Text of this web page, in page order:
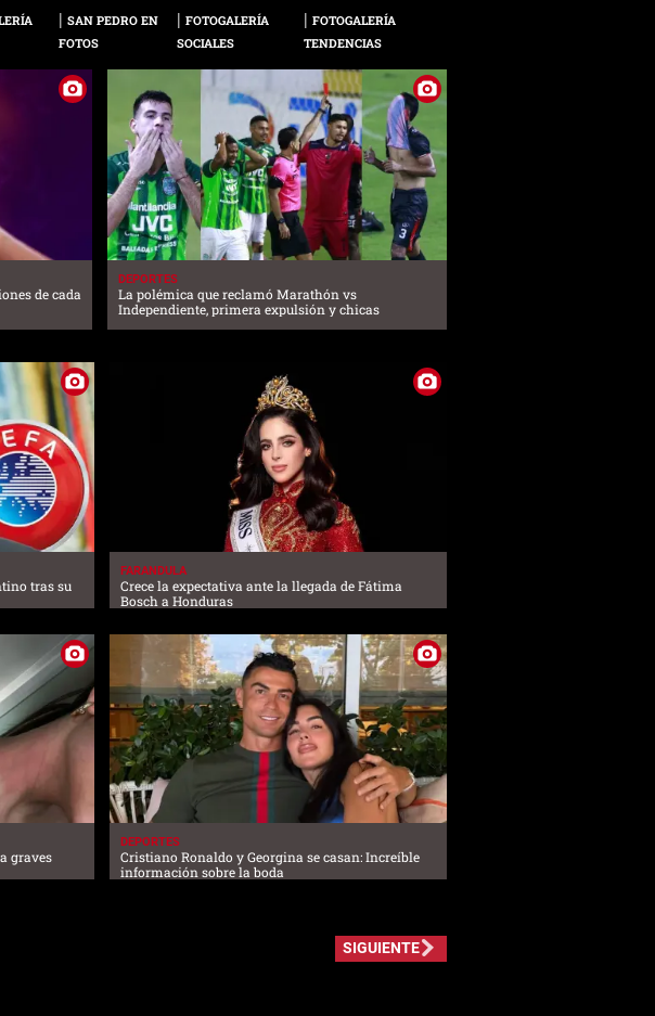
SAN PEDRO EN
FOTOS
FOTOGALERÍA
SOCIALES
FOTOGALERÍA
TENDENCIAS
de cada
DEPORTES
La polémica que reclamó Marathón vs
Independiente, primera expulsión y chicas
tras su
FARANDULA
Crece la expectativa ante la llegada de Fátima
Bosch a Honduras
graves
DEPORTES
Cristiano Ronaldo y Georgina se casan: Increíble
información sobre la boda
SIGUIENTE